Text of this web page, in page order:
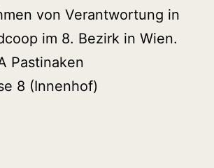
von Verantwortung in
im 8. Bezirk in Wien.
Pastinaken
8 (Innenhof)